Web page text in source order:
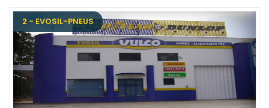
2 - EVOSIL-PNEUS